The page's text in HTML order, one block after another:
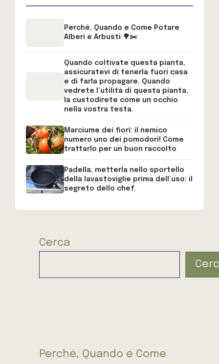
Perché, Quando e Come Potare
Alberi e Arbusti 🌳✂️
Quando coltivate questa pianta,
assicuratevi di tenerla fuori casa
e di farla propagare. Quando
vedrete l’utilità di questa pianta,
la custodirete come un occhio
nella vostra testa.
Marciume dei fiori: il nemico
numero uno dei pomodori! Come
trattarlo per un buon raccolto
Padella, metterla nello sportello
della lavastoviglie prima dell’uso: il
segreto dello chef.
Cerca
Perché, Quando e Come